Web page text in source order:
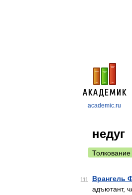
academic.ru
недуг
Толкование
111 Врангель
адъютант,